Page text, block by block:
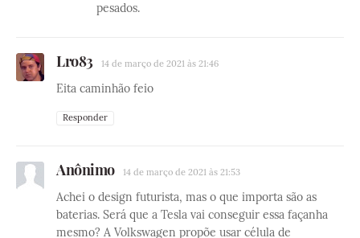
pesados.
Lro83 14 de março de 2021 às 21:46
Eita caminhão feio
Responder
Anônimo 14 de março de 2021 às 21:53
Achei o design futurista, mas o que importa são as
baterias. Será que a Tesla vai conseguir essa façanha
mesmo? A Volkswagen propõe usar célula de